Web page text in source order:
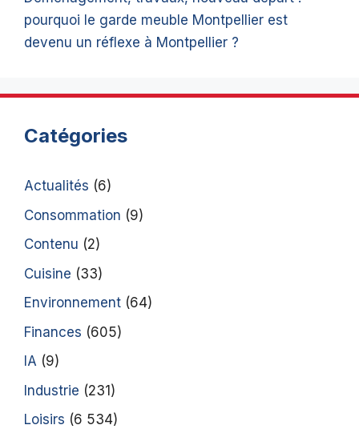
pourquoi le garde meuble Montpellier est
devenu un réflexe à Montpellier ?
Catégories
Actualités (6)
Consommation (9)
Contenu (2)
Cuisine (33)
Environnement (64)
Finances (605)
IA (9)
Industrie (231)
Loisirs (6 534)